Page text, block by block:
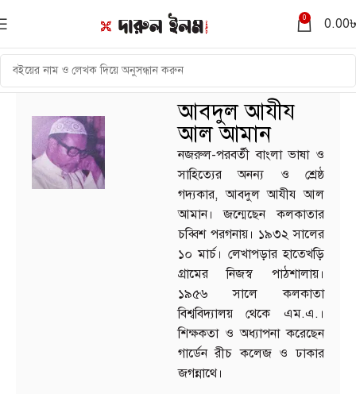
0 0.00
আবদুল আযীয
আল আমান
নজরুল-পরবর্তী বাংলা ভাষা ও
সাহিত্যের অনন্য ও শ্রেষ্ঠ
গদ্যকার, আবদুল আযীয আল
আমান। জন্মেছেন কলকাতার
চব্বিশ পরগনায়। ১৯৩২ সালের
১০ মার্চ। লেখাপড়ার হাতেখড়ি
গ্রামের নিজস্ব পাঠশালায়।
১৯৫৬ সালে কলকাতা
বিশ্ববিদ্যালয় থেকে এম.এ.।
শিক্ষকতা ও অধ্যাপনা করেছেন
গার্ডেন রীচ কলেজ ও ঢাকার
জগন্নাথে।